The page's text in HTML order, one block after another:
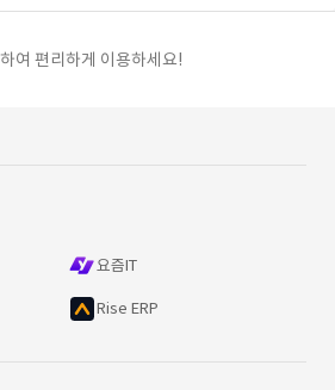
하여 편리하게 이용하세요!
요즘IT
Rise ERP